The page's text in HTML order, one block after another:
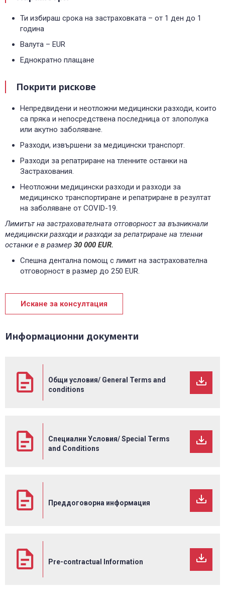
Ти избираш срока на застраховката – от 1 ден до 1
година
Валута – ЕUR
Еднократно плащане
Покрити рискове
Непредвидени и неотложни медицински разходи, които
са пряка и непосредствена последница от злополука
или акутно заболяване.
Разходи, извършени за медицински транспорт.
Разходи за репатриране на тленните останки на
Застрахования.
Неотложни медицински разходи и разходи за
медицинско транспортиране и репатриране в резултат
на заболяване от COVID-19.
Лимитът на застрахователната отговорност за възникнали
медицински разходи и разходи за репатриране на тленни
останки е в размер 30 000 ЕUR.
Спешна дентална помощ с лимит на застрахователна
отговорност в размер до 250 ЕUR.
Искане за консултация
Информационни документи
Общи условия/ General Terms and
conditions
Специални Условия/ Special Terms
and Conditions
Преддоговорна информация
Pre-contractual Information